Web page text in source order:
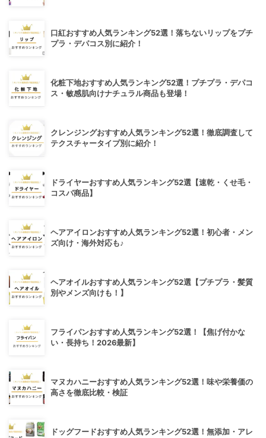
口紅おすすめ人気ランキング52選！落ちないリップをプチ
プラ・デパコス別に紹介！
化粧下地おすすめ人気ランキング52選！プチプラ・デパコ
ス・敏感肌向けナチュラル商品も登場！
クレンジングおすすめ人気ランキング52選！徹底調査して
テクスチャータイプ別に紹介！
ドライヤーおすすめ人気ランキング52選【速乾・くせ毛・
コスパ商品】
ヘアアイロンおすすめ人気ランキング52選！初心者・メン
ズ向け・海外対応も♪
ヘアオイルおすすめ人気ランキング52選【プチプラ・髪質
別やメンズ向けも！】
フライパンおすすめ人気ランキング52選！【焦げ付かな
い・長持ち！2026最新】
マヌカハニーおすすめ人気ランキング52選！味や栄養価の
高さを徹底比較・検証
ドッグフードおすすめ人気ランキング52選！無添加・アレ